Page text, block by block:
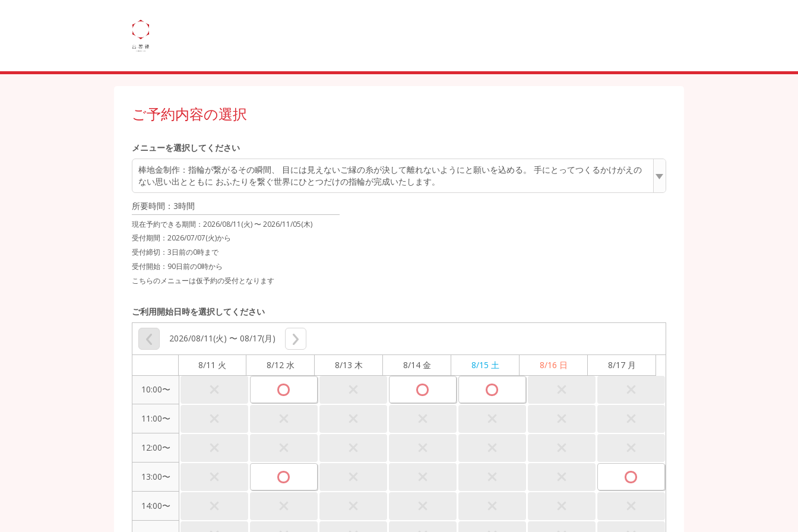
ご予約内容の選択
メニューを選択してください
棒地金制作 ：指輪が繋がるその瞬間、 目には見えないご縁の糸が決して離れないようにと願いを込める。 手にとってつくるかけがえの
ない思い出とともに おふたりを繋ぐ世界にひとつだけの指輪が完成いたします。
所要時間：3時間
現在予約できる期間： 2026/08/11(火) 〜2026/11/05(木)
受付期間：2026/07/07(火)から
受付締切： 3日前の0時まで
受付開始： 90日前の0時から
こちらのメニューは仮予約の受付となります
ご利用開始日時を選択してください
2026/08/11(火) 〜 08/17(月)
8/11 火 8/12 水 8/13 木 8/14 金 8/15 土 8/16 日 8/17 月
10:00〜
11:00〜
12:00〜
13:00〜
14:00〜